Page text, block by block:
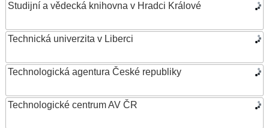
Studijní a vědecká knihovna v Hradci Králové
Technická univerzita v Liberci
Technologická agentura České republiky
Technologické centrum AV ČR